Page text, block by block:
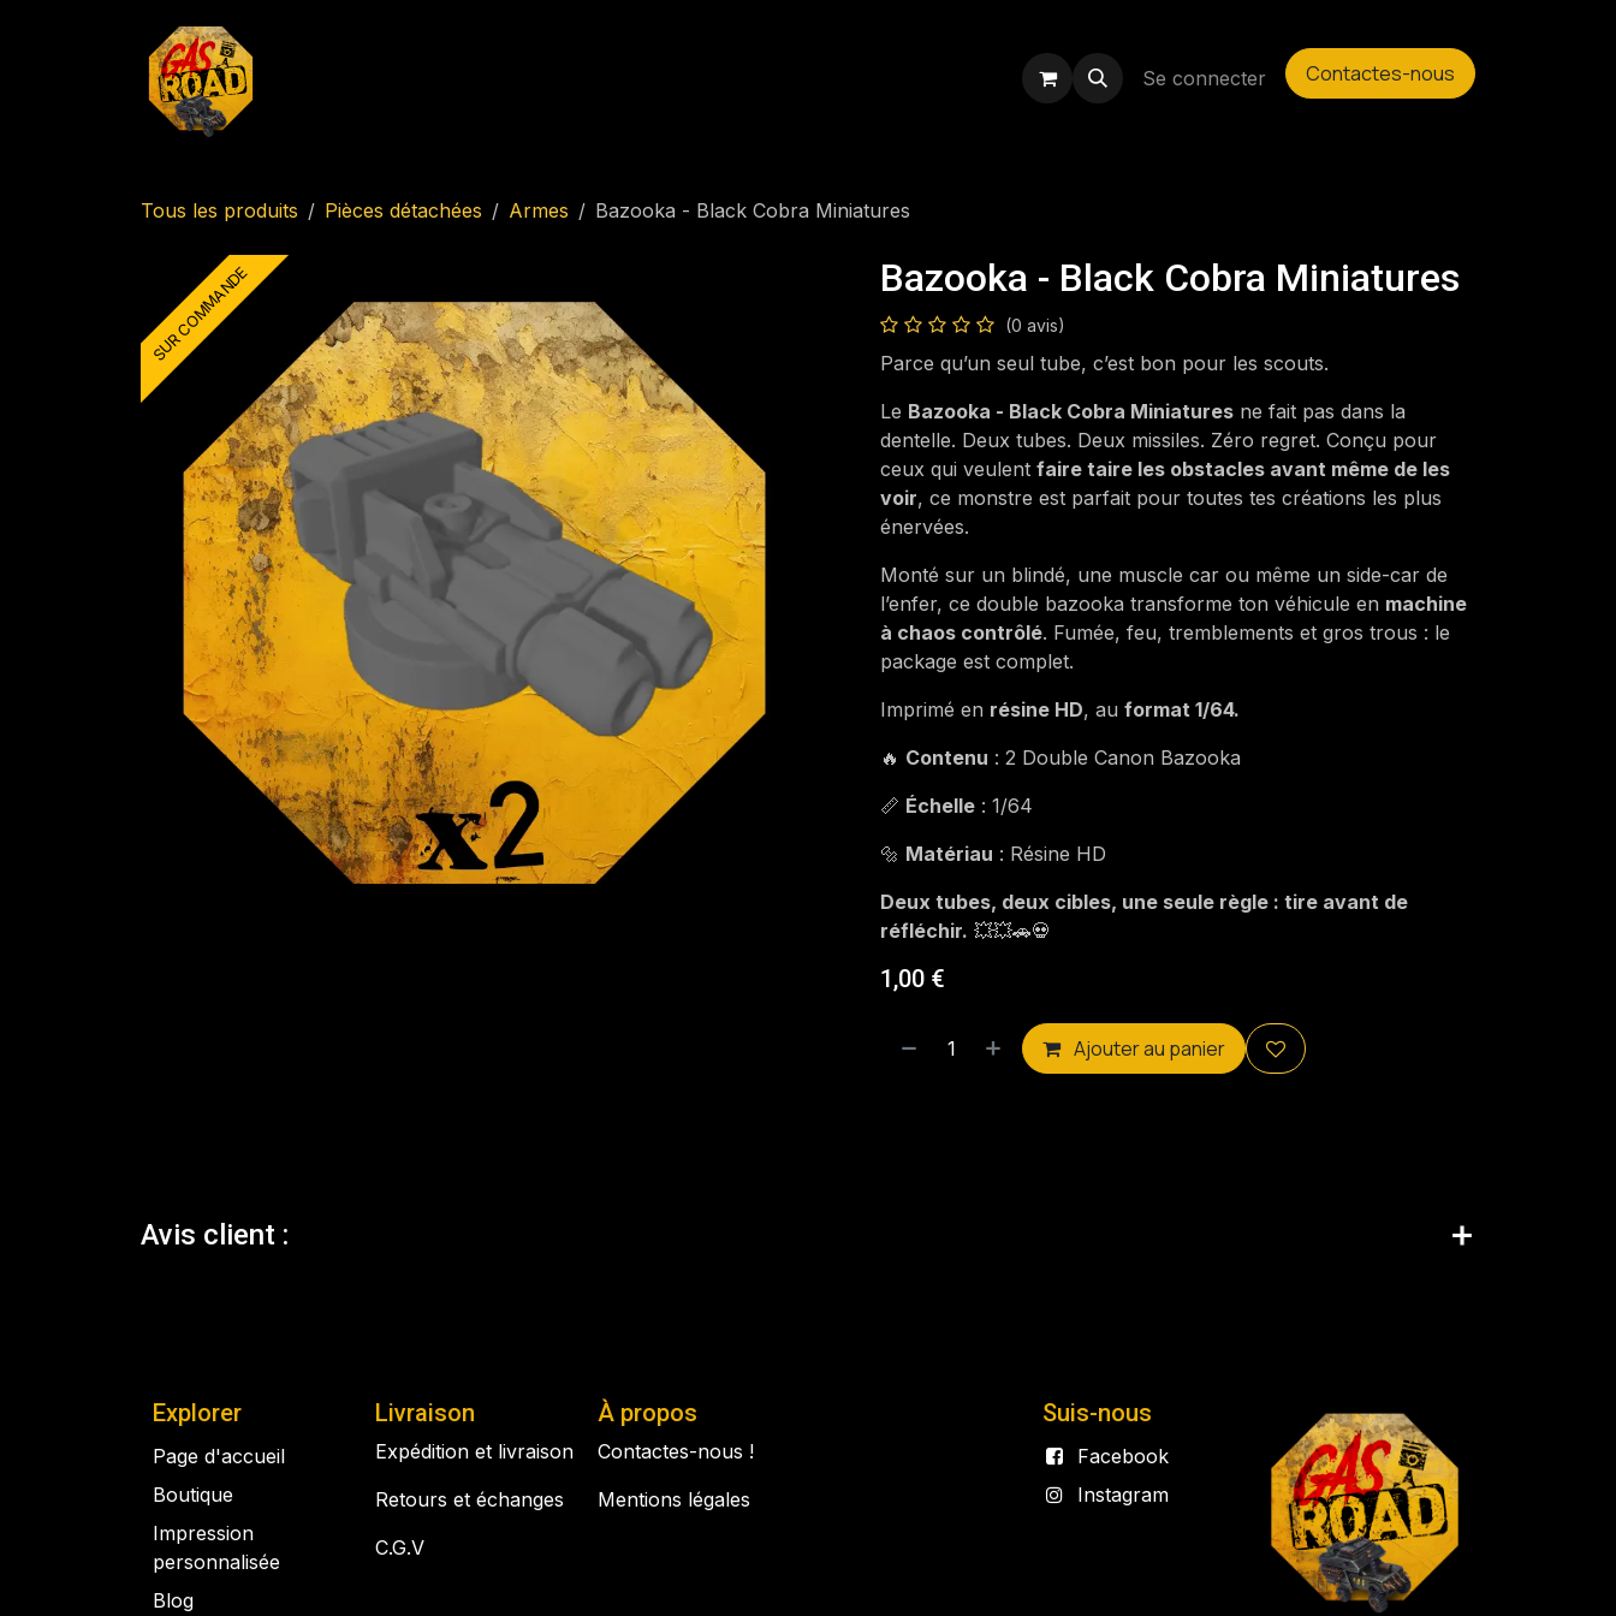
Se connecter Contactes-nous
Tous les produits Pièces détachées Armes Bazooka - Black Cobra Miniatures
SUR COMMANDE Bazooka - Black Cobra Miniatures
(0 avis)
Parce qu’un seul tube, c’est bon pour les scouts.
Le Bazooka - Black Cobra Miniatures ne fait pas dans la
dentelle. Deux tubes. Deux missiles. Zéro regret. Conçu pour
ceux qui veulent faire taire les obstacles avant même de les
voir, ce monstre est parfait pour toutes tes créations les plus
énervées.
Monté sur un blindé, une muscle car ou même un side-car de
l’enfer, ce double bazooka transforme ton véhicule en machine
à chaos contrôlé. Fumée, feu, tremblements et gros trous : le
package est complet.
Imprimé en résine HD, au format 1/64.
🔥 Contenu : 2 Double Canon Bazooka
📏 Échelle : 1/64
🔩 Matériau : Résine HD
Deux tubes, deux cibles, une seule règle : tire avant de
réfléchir. 💥💥🚗💀
1,00 €
Ajouter au panier
Avis client :
Explorer
Page d'accueil
Boutique
Impression
personnalisée
Blog
Suis-nous
Facebook
Instagram
Livraison
Expédition et livraison
Retours et échanges
C.G.V
À propos
Contactes-nous !
Mentions légales